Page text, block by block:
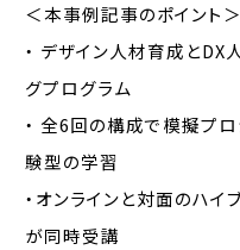
＜本事例記事のポイント＞
・ デザイン人材育成とDX
グプログラム
・ 全6回の構成で模擬プ
験型の学習
・オンラインと対面のハ
が同時受講